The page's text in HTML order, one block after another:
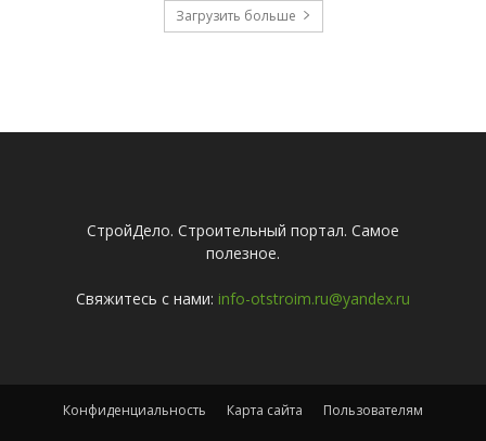
Загрузить больше
СтройДело. Строительный портал. Самое
полезное.
Свяжитесь с нами: info-otstroim.ru@yandex.ru
Конфиденциальность Карта сайта Пользователям